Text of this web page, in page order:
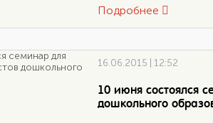
Подробнее
16.06.2015 | 12:52
10 июня состоялся
дошкольного